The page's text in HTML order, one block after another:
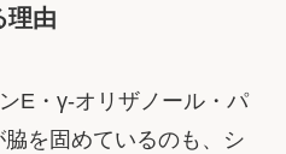
理由
E・γ-オリザノール・パ
を固めているのも、シ